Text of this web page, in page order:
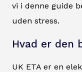
vi i denne guide
uden stress.
Hvad er den
UK ETA er en